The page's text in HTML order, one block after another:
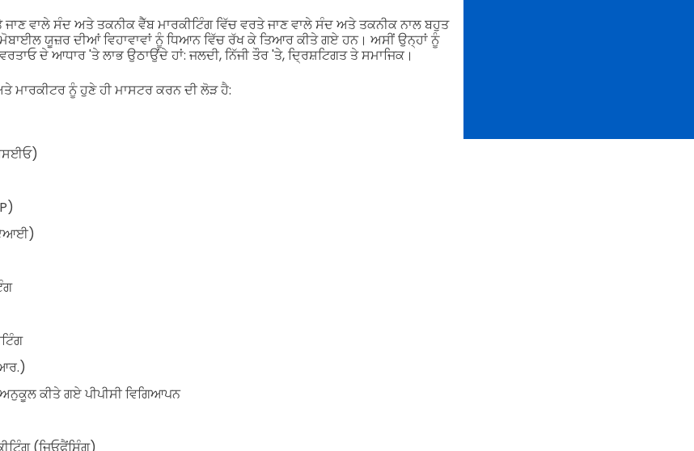
ਵਾਲੇ ਸੰਦ ਅਤੇ ਤਕਨੀਕ ਵੈੱਬ ਮਾਰਕੀਟਿੰਗ ਵਿੱਚ ਵਰਤੇ ਜਾਣ ਵਾਲੇ ਸੰਦ ਅਤੇ ਤਕਨੀਕ ਨਾਲ ਬਹੁਤ
ਯੂਜ਼ਰ ਦੀਆਂ ਵਿਹਾਵਾਵਾਂ ਨੂੰ ਧਿਆਨ ਵਿੱਚ ਰੱਖ ਕੇ ਤਿਆਰ ਕੀਤੇ ਗਏ ਹਨ। ਅਸੀਂ ਉਨ੍ਹਾਂ ਨੂੰ
ਦੇ ਆਧਾਰ 'ਤੇ ਲਾਭ ਉਠਾਉਂਦੇ ਹਾਂ: ਜਲਦੀ, ਨਿੱਜੀ ਤੌਰ 'ਤੇ, ਦ੍ਰਿਸ਼ਟਿਗਤ ਤੇ ਸਮਾਜਿਕ।
ਨੂੰ ਹੁਣੇ ਹੀ ਮਾਸਟਰ ਕਰਨ ਦੀ ਲੋੜ ਹੈ:
ਕੀਤੇ ਗਏ ਪੀਪੀਸੀ ਵਿਗਿਆਪਨ
(ਜਿਓਫੈਂਸਿੰਗ)